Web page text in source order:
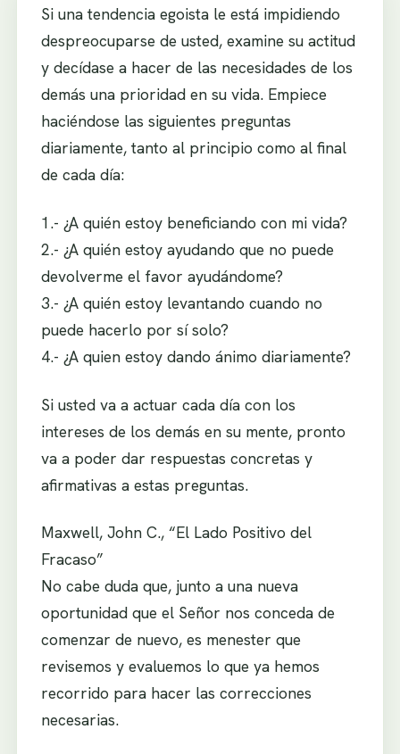
Si una tendencia egoista le está impidiendo
despreocuparse de usted, examine su actitud
y decídase a hacer de las necesidades de los
demás una prioridad en su vida. Empiece
haciéndose las siguientes preguntas
diariamente, tanto al principio como al final
de cada día:
1.- ¿A quién estoy beneficiando con mi vida?
2.- ¿A quién estoy ayudando que no puede
devolverme el favor ayudándome?
3.- ¿A quién estoy levantando cuando no
puede hacerlo por sí solo?
4.- ¿A quien estoy dando ánimo diariamente?
Si usted va a actuar cada día con los
intereses de los demás en su mente, pronto
va a poder dar respuestas concretas y
afirmativas a estas preguntas.
Maxwell, John C., “El Lado Positivo del
Fracaso”
No cabe duda que, junto a una nueva
oportunidad que el Señor nos conceda de
comenzar de nuevo, es menester que
revisemos y evaluemos lo que ya hemos
recorrido para hacer las correcciones
necesarias.